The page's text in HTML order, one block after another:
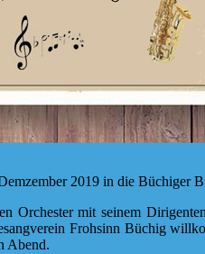
2019 in die Büchiger
Orchester mit seinem
Frohsinn Büchig
Abend.